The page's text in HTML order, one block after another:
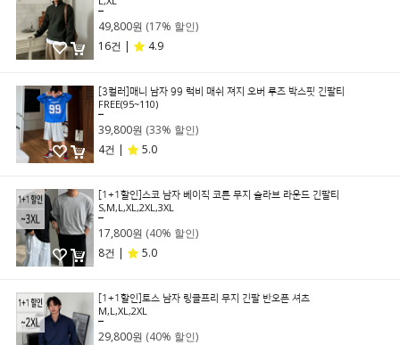
49,800원 (17% 할인)
16건 |
4.9
[3컬러]매니 남자 99 럭비 매쉬 져지 오버 루즈 박스핏 긴팔티
FREE(95~110)
39,800원 (33% 할인)
4건 |
5.0
[1+1할인]스코 남자 베이직 코튼 무지 슬라브 라운드 긴팔티
S,M,L,XL,2XL,3XL
17,800원 (40% 할인)
8건 |
5.0
[1+1할인]토스 남자 링클프리 무지 긴팔 반오픈 셔츠
M,L,XL,2XL
29,800원 (40% 할인)